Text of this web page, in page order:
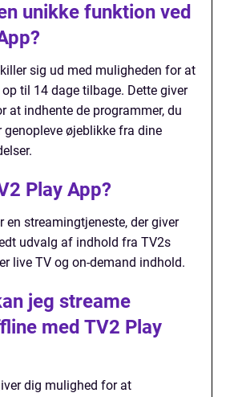
unikke funktion ved
sig ud med muligheden for at
til 14 dage tilbage. Dette giver
at indhente de programmer, du
genopleve øjeblikke fra dine
Play App?
en streamingtjeneste, der giver
udvalg af indhold fra TV2s
live TV og on-demand indhold.
jeg streame
med TV2 Play
dig mulighed for at